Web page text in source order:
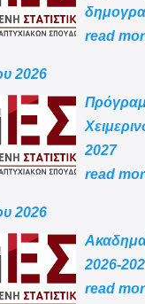
-
read
2026
2027
read
2026
2026-
read